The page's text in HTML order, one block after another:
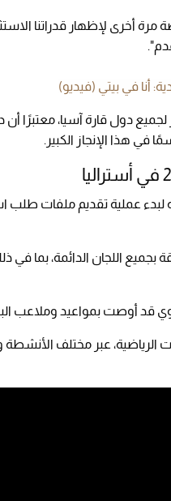
مرة أخرى لإظهار قدراتنا
أنا في بيتي (فيديو)
دول قارة آسيا، معتبرًا أن
في هذا الإنجاز الكبير.
بجميع اللجان الدائمة، بما
بمواعيد وملاعب البطولة في 12
عبر مختلف الأنشطة